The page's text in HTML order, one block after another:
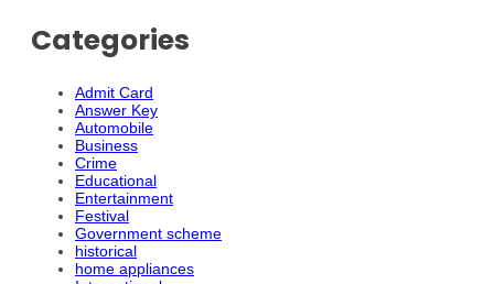
Categories
Admit Card
Answer Key
Automobile
Business
Crime
Educational
Entertainment
Festival
Government scheme
historical
home appliances